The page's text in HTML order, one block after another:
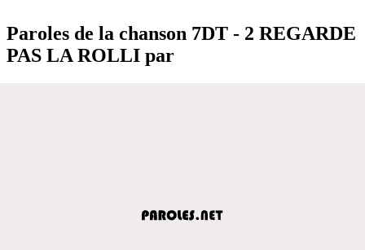
Paroles de la chanson 7DT - 2 REGARDE
PAS LA ROLLI par